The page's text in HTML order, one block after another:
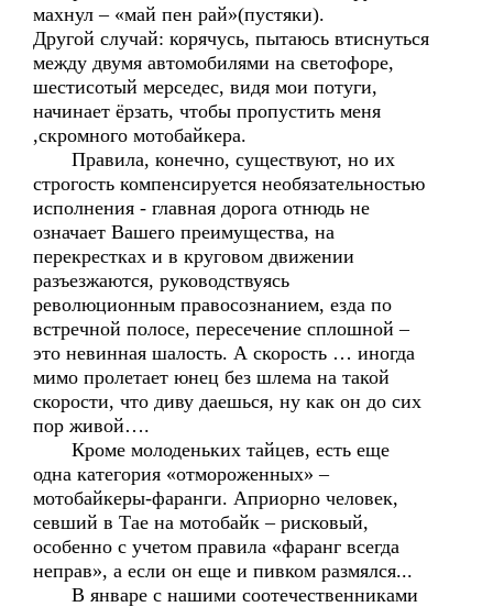
махнул – «май пен рай»(пустяки).
Другой случай: корячусь, пытаюсь втиснуться
между двумя автомобилями на светофоре,
шестисотый мерседес, видя мои потуги,
начинает ёрзать, чтобы пропустить меня
,скромного мотобайкера.
Правила, конечно, существуют, но их
строгость компенсируется необязательностью
исполнения - главная дорога отнюдь не
означает Вашего преимущества, на
перекрестках и в круговом движении
разъезжаются, руководствуясь
революционным правосознанием, езда по
встречной полосе, пересечение сплошной –
это невинная шалость. А скорость … иногда
мимо пролетает юнец без шлема на такой
скорости, что диву даешься, ну как он до сих
пор живой….
Кроме молоденьких тайцев, есть еще
одна категория «отмороженных» –
мотобайкеры-фаранги. Априорно человек,
севший в Тае на мотобайк – рисковый,
особенно с учетом правила «фаранг всегда
неправ», а если он еще и пивком размялся...
В январе с нашими соотечественниками